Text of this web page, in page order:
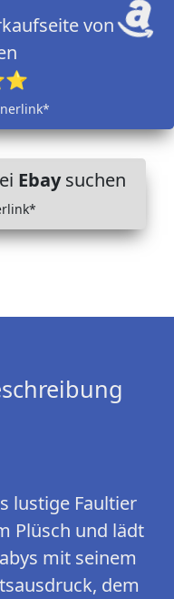
von
Ebaysuchen
lustige Faultier
Plüsch und lädt
mit seinem
dem